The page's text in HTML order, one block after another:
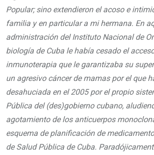
Popular; sino extendieron el acoso e
familia y en particular a mi hermana. En
administración del Instituto Nacional de
biología de Cuba le había cesado el
inmunoterapia que le garantizaba su
un agresivo cáncer de mamas por el que
desahuciada en el 2005 por el propio
Pública del (des)gobierno cubano,
agotamiento de los anticuerpos
esquema de planificación de
de Salud Pública de Cuba.